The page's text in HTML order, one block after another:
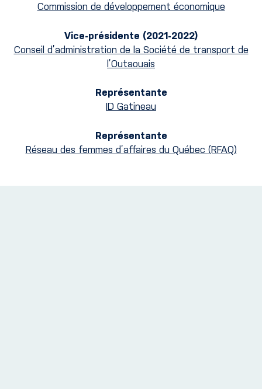
Commission de développement économique
Vice-présidente (2021-2022)
Conseil d’administration de la Société de transport de
l’Outaouais
Représentante
ID Gatineau
Représentante
Réseau des femmes d’affaires du Québec (RFAQ)